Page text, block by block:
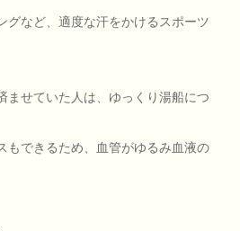
グなど、適度な汗をかけるスポーツ
ませていた人は、ゆっくり湯船につ
もできるため、血管がゆるみ血液の